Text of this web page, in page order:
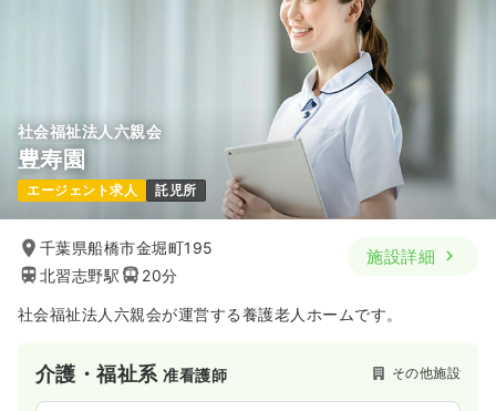
第二新卒可 月給29万円以上可
詳細を見る
日勤のみ（パート） 一時募集休止
給与 時給1,181〜1,487
円
時間 8:30～16:30
日曜休み
ブランク可 時給1,600円以上可
外来 准看護師 一般病院
社会福祉法人六親会
豊寿園
エージェント求人 託児所
千葉県船橋市金堀町195
北習志野駅
20分
施設詳細
社会福祉法人六親会が運営する養護老人ホームです。
介護・福祉系准看護師 その他施設